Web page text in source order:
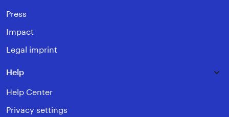
Press
Impact
Legal imprint
Help
Help Center
Privacy settings